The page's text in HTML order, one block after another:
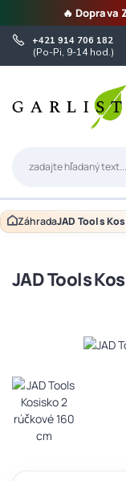
🔥 Doprava
+421 914 706 182
(Po-Pi, 9-14 hod.)
ZáhradaJAD Tools
JAD Tools